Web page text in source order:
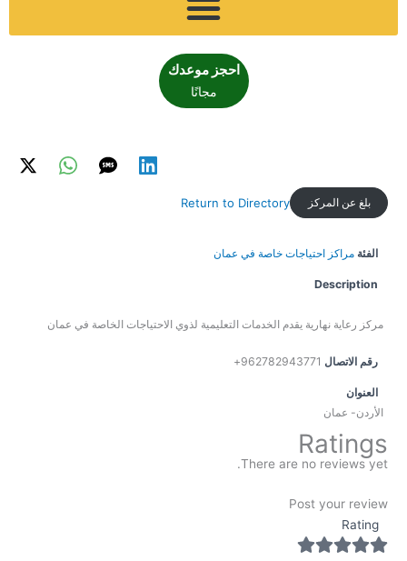
احجز موعدك
مجانًا
بلغ عن المركز Return to Directory
الفئة مراكز احتياجات خاصة في عمان
Description
مركز رعاية نهارية يقدم الخدمات التعليمية لذوي الاحتياجات الخاصة في عمان
رقم الاتصال 962782943771+
العنوان
الأردن- عمان
Ratings
There are no reviews yet.
Post your review
Rating